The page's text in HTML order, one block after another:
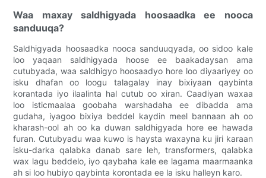
Waa maxay saldhigyada hoosaadka ee nooca
sanduuqa?
Saldhigyada hoosaadka nooca sanduuqyada, oo sidoo kale
loo yaqaan saldhigyada hoose ee baakadaysan ama
cutubyada, waa saldhigyo hoosaadyo hore loo diyaariyey oo
isku dhafan oo loogu talagalay inay bixiyaan qaybinta
korantada iyo ilaalinta hal cutub oo xiran. Caadiyan waxaa
loo isticmaalaa goobaha warshadaha ee dibadda ama
gudaha, iyagoo bixiya beddel kaydin meel bannaan ah oo
kharash-ool ah oo ka duwan saldhigyada hore ee hawada
furan. Cutubyadu waa kuwo is haysta waxayna ku jiri karaan
isku-darka qalabka danab sare leh, transformers, qalabka
wax lagu beddelo, iyo qaybaha kale ee lagama maarmaanka
ah si loo hubiyo qaybinta korontada ee la isku halleyn karo.